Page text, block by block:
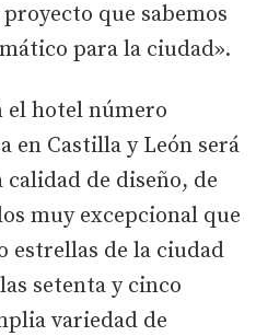
que sabemos
para la ciudad».
el hotel número
en Castilla y León será
de diseño, de
muy excepcional que
estrellas de la ciudad
setenta y cinco
variedad de